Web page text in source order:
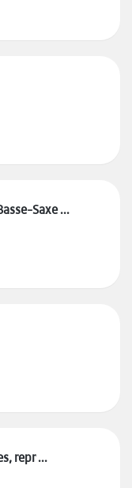
Saxe ...
repr ...